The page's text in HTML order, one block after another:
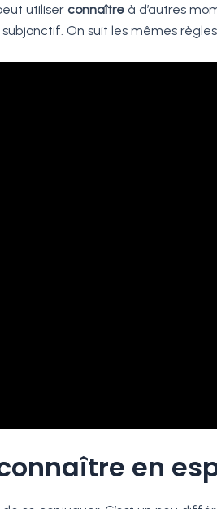
utiliser connaître à d’autres
On suit les mêmes
en